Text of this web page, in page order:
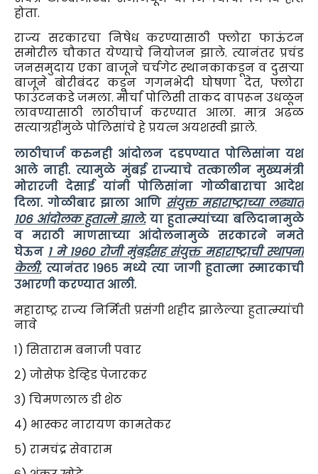
होता.
राज्य सरकारचा निषेध करण्यासाठी फ्लोरा फाऊंटन
समोरील चौकात येण्याचे नियोजन झाले. त्यानंतर प्रचंड
जनसमुदाय एका बाजूने चर्चगेट स्थानकाकडून व दुसऱ्या
बाजूने बोरीबंदर कडून गगनभेदी घोषणा देत, फ्लोरा
फाउंटनकडे जमला. मोर्चा पोलिसी ताकद वापरून उधळून
लावण्यासाठी लाठीचार्ज करण्यात आला. मात्र अढळ
सत्याग्रहींमुळे पोलिसांचे हे प्रयत्न अयशस्वी झाले.
लाठीचार्ज करुनही आंदोलन दडपण्यात पोलिसांना यश
आले नाही. त्यामुळे मुंबई राज्याचे तत्कालीन मुख्यमंत्री
मोरारजी देसाई यांनी पोलिसांना गोळीबाराचा आदेश
दिला. गोळीबार झाला आणि संयुक्त महाराष्ट्राच्या लढ्यात
१०६ आंदोलक हुतात्मे झाले.या हुतात्म्यांच्या बलिदानामुळे
व मराठी माणसाच्या आंदोलनामुळे सरकारने नमते
घेऊन १ मे १९६० रोजी मुंबईसह संयुक्त महाराष्ट्राची स्थापना
केली.त्यानंतर १९६५ मध्ये त्या जागी हुतात्मा स्मारकाची
उभारणी करण्यात आली.
महाराष्ट्र राज्य निर्मिती प्रसंगी शहीद झालेल्या हुतात्म्यांची
नावे
१) सिताराम बनाजी पवार
२) जोसेफ डेव्हिड पेजारकर
३) चिमणलाल डी शेठ
४) भास्कर नारायण कामतेकर
५) रामचंद्र सेवाराम